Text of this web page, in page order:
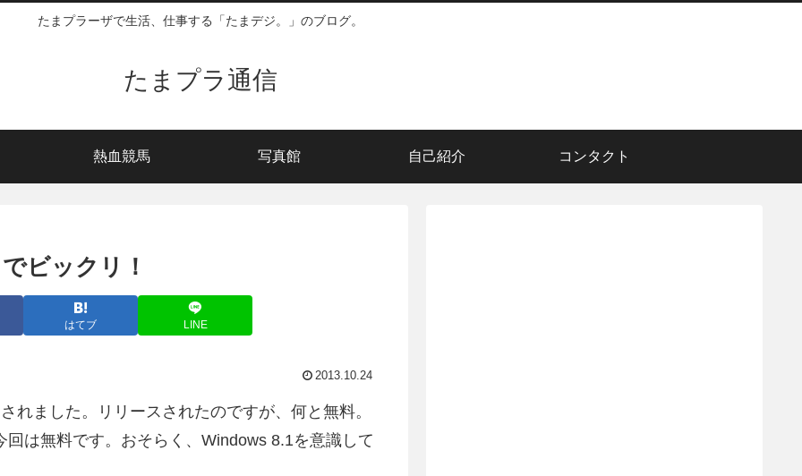
たまプラーザで生活、仕事する「たまデジ。」のブログ。
たまプラ通信
熱血競馬 写真館 自己紹介 コンタクト
ビックリ！
はてブ LINE
2013.10.24
れました。リリースされたのですが、何と無料。
は無料です。おそらく、Windows 8.1を意識して